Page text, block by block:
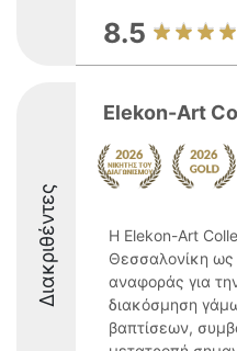
8.5
Διακριθέντες
Elekon-Art
Η Elekon-Art
Θεσσαλονίκη ως
αναφοράς για
διακόσμηση
βαπτίσεων,